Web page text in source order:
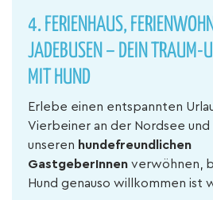
4. FERIENHAUS,
JADEBUSEN – DEIN TRAUM-
MIT HUND
Erlebe einen entspannten
Vierbeiner an der Nordsee und
unseren hundefreundlichen
GastgeberInnen verwöhnen,
Hund genauso willkommen ist